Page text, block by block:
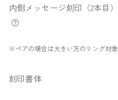
内側メッセージ刻印（2本目）
※ペアの場合は大きい方のリング対象
刻印書体